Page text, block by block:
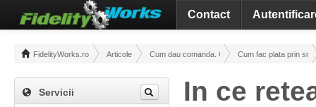
Contact
FidelityWorks.ro Articole Cum dau comanda. Cum fac plataCum fac plata prin sms
Servicii In ce